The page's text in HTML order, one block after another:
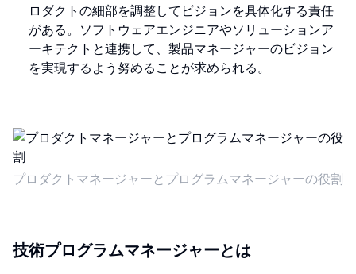
ロダクトの細部を調整してビジョンを具体化する責任
がある。ソフトウェアエンジニアやソリューションア
ーキテクトと連携して、製品マネージャーのビジョン
を実現するよう努めることが求められる。
プロダクトマネージャーとプログラムマネージャーの役割
技術プログラムマネージャーとは